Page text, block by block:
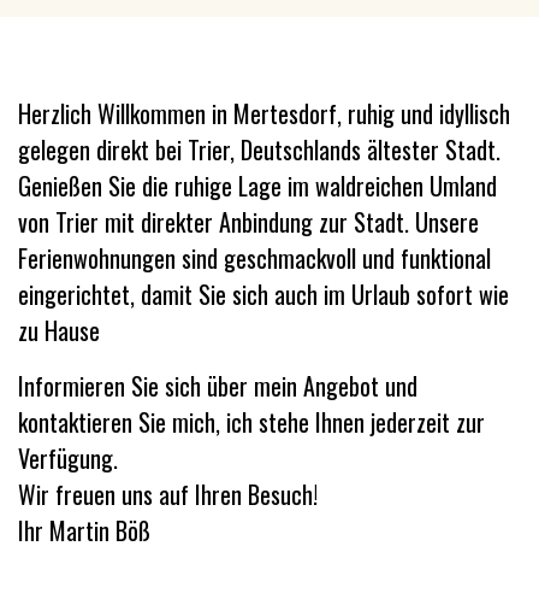
Herzlich Willkommen in Mertesdorf, ruhig und idyllisch
gelegen direkt bei Trier, Deutschlands ältester Stadt.
Genießen Sie die ruhige Lage im waldreichen Umland
von Trier mit direkter Anbindung zur Stadt. Unsere
Ferienwohnungen sind geschmackvoll und funktional
eingerichtet, damit Sie sich auch im Urlaub sofort wie
zu Hause
Informieren Sie sich über mein Angebot und
kontaktieren Sie mich, ich stehe Ihnen jederzeit zur
Verfügung.
Wir freuen uns auf Ihren Besuch!
Ihr Martin Böß